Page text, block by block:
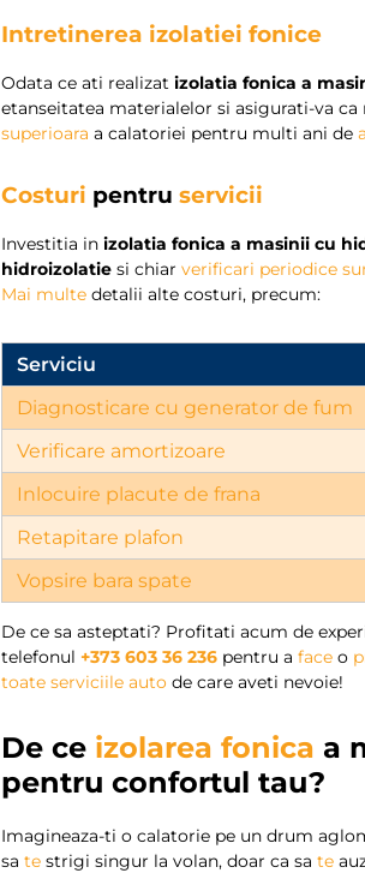
Intretinerea izolatiei fonice
Odata ce ati realizatizolatia fonica a
etanseitatea materialelor si asigurati-va
superioara a calatoriei pentru multi ani de
Costuri pentruservicii
Investitia inizolatia fonica a masinii cu
hidroizolatie si chiarverificari periodice
Mai multe detalii alte costuri, precum:
Serviciu
Diagnosticare cu generator de fum
Verificare amortizoare
Inlocuire placute de frana
Retapitare plafon
Vopsire bara spate
De ce sa asteptati? Profitati acum de
telefonul+373 603 36 236 pentru aface o
toate serviciile auto de care aveti nevoie!
De ce izolarea fonica a
pentru confortul tau?
Imagineaza-ti o calatorie pe un drum
sate strigi singur la volan, doar ca sate